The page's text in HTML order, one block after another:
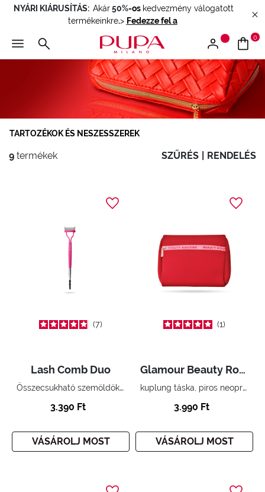
NYÁRI KIÁRUSÍTÁS: Akár 50%-os kedvezmény válogatott
termékeinkre.> Fedezze fel a
0
TARTOZÉKOK ÉS NESZESSZEREK
9 termékek SZŰRÉS RENDELÉS
7
Lash Comb Duo
Összecsukható szemöldök és szempilla fésű és kefe egyben
3.390 Ft
VÁSÁROLJ MOST
1
Glamour Beauty Routine Medium Pochette
kuplung táska, piros neoprén
3.990 Ft
VÁSÁROLJ MOST